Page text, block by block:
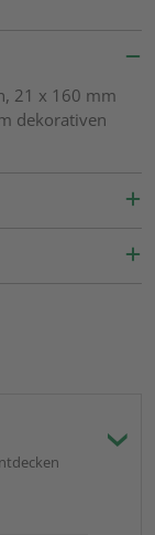
21 x 160 mm
dekorativen